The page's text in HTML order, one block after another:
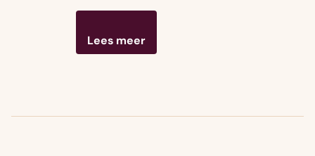
Lees meer